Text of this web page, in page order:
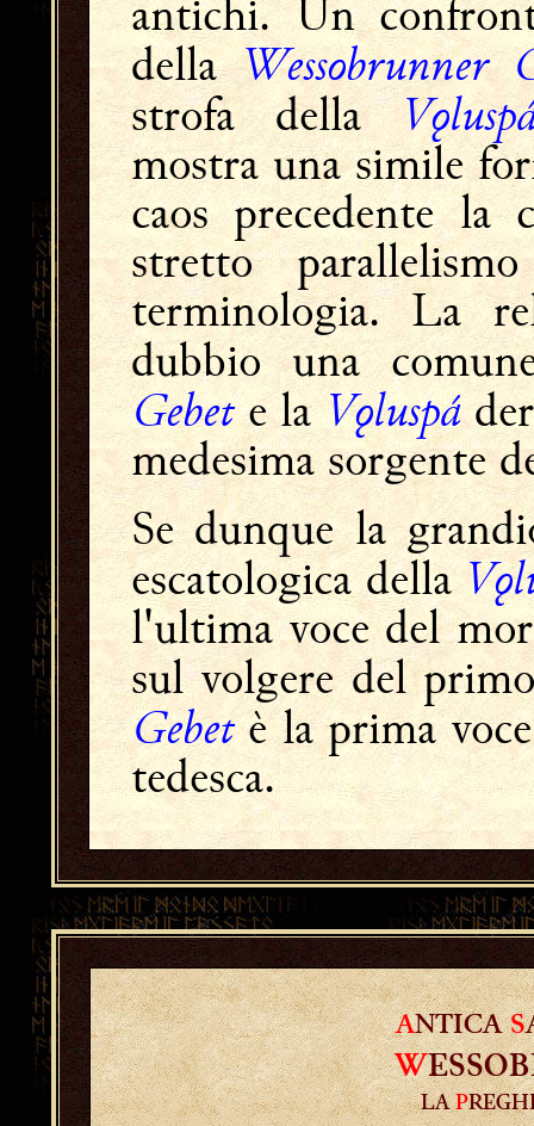
antichi. Un
della Wessobrunner
strofa della
mostra una simile
caos precedente la
stretto
terminologia. La
dubbio una
Gebete laVǫluspá
medesima sorgente
Se dunque la
escatologica della
l'ultima voce del
sul volgere del
Gebetè la prima
tedesca.
ANTICAS
W
LAP